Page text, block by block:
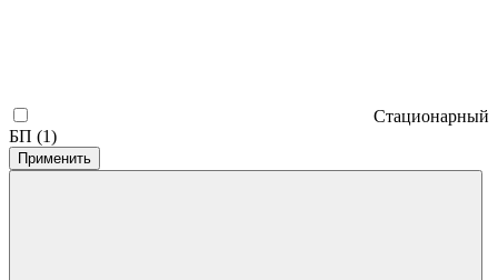
Стационарный
БП (1)
Применить